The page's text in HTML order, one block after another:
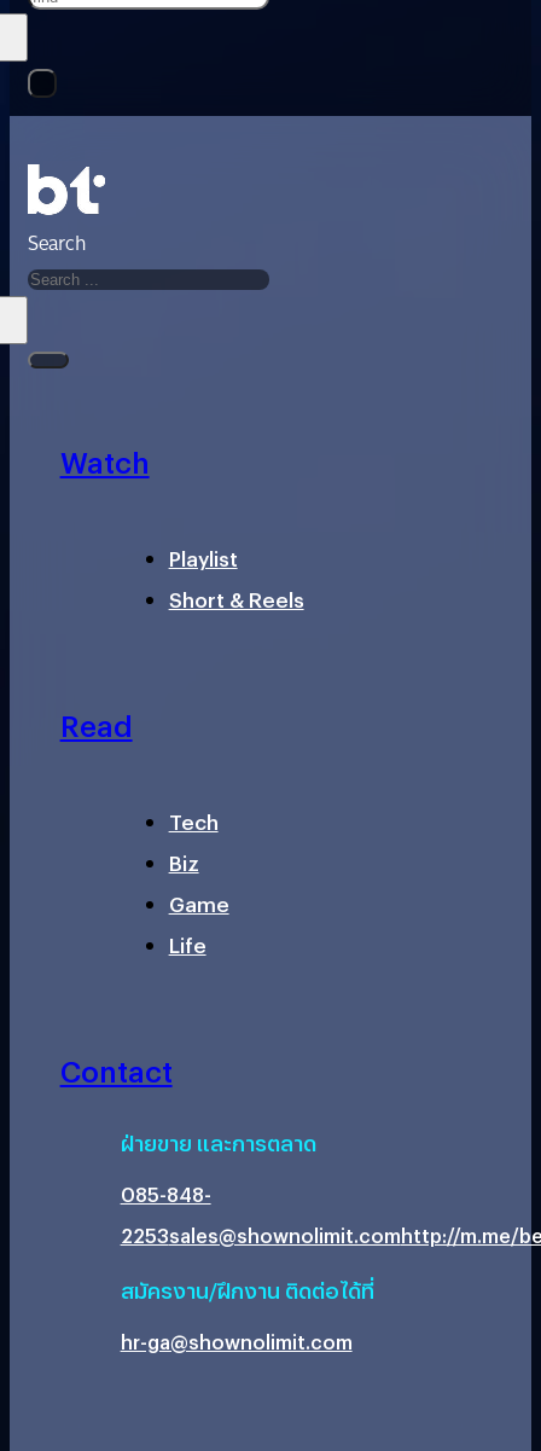
Search
Watch
Playlist
Short & Reels
Read
Tech
Biz
Game
Life
Contact
ฝ่ายขาย และการตลาด
085-848-
2253sales@shownolimit.comhttp://m.me/
สมัครงาน/ฝึกงาน ติดต่อได้ที่
hr-ga@shownolimit.com